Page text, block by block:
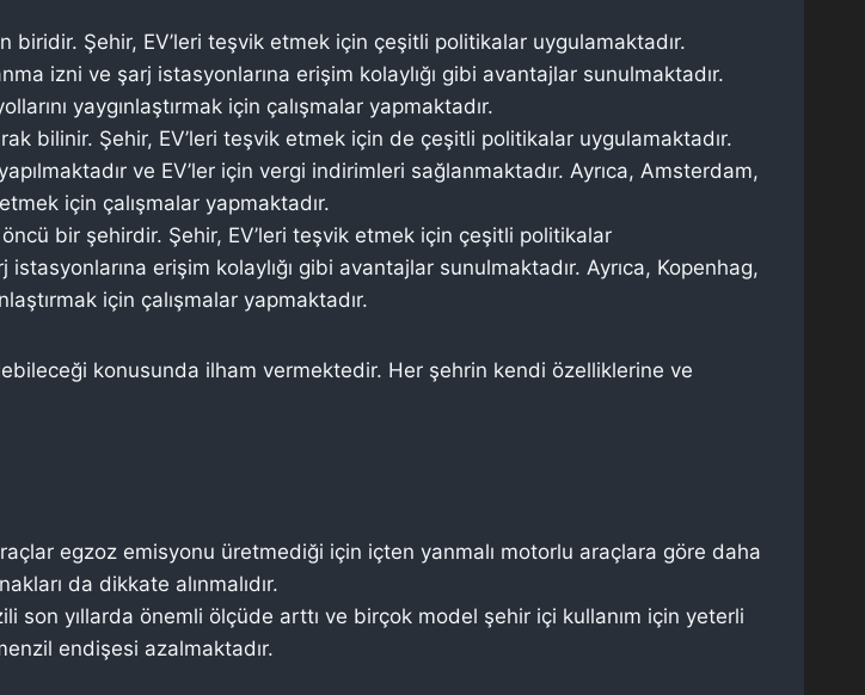
biridir. Şehir, EV’leri teşvik etmek için çeşitli politikalar uygulamaktadır.
izni ve şarj istasyonlarına erişim kolaylığı gibi avantajlar sunulmaktadır.
yaygınlaştırmak için çalışmalar yapmaktadır.
bilinir. Şehir, EV’leri teşvik etmek için de çeşitli politikalar uygulamaktadır.
ve EV’ler için vergi indirimleri sağlanmaktadır. Ayrıca, Amsterdam,
için çalışmalar yapmaktadır.
bir şehirdir. Şehir, EV’leri teşvik etmek için çeşitli politikalar
erişim kolaylığı gibi avantajlar sunulmaktadır. Ayrıca, Kopenhag,
için çalışmalar yapmaktadır.
konusunda ilham vermektedir. Her şehrin kendi özelliklerine ve
egzoz emisyonu üretmediği için içten yanmalı motorlu araçlara göre daha
da dikkate alınmalıdır.
son yıllarda önemli ölçüde arttı ve birçok model şehir içi kullanım için yeterli
endişesi azalmaktadır.